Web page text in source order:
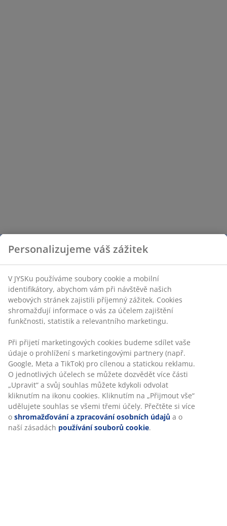
Personalizujeme váš zážitek
V JYSKu používáme soubory cookie a mobilní
identifikátory, abychom vám při návštěvě našich
webových stránek zajistili příjemný zážitek. Cookies
shromažďují informace o vás za účelem zajištění
funkčnosti, statistik a relevantního marketingu.
Při přijetí marketingových cookies budeme sdílet vaše
údaje o prohlížení s marketingovými partnery (např.
Google, Meta a TikTok) pro cílenou a statickou reklamu.
O jednotlivých účelech se můžete dozvědět více části
„Upravit“ a svůj souhlas můžete kdykoli odvolat
kliknutím na ikonu cookies. Kliknutím na „Přijmout vše“
udělujete souhlas se všemi třemi účely. Přečtěte si více
o shromažďování a zpracování osobních údajů a o
naší zásadách používání souborů cookie.